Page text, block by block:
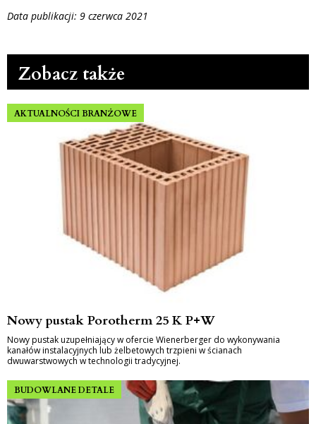
Data publikacji: 9 czerwca 2021
Zobacz także
AKTUALNOŚCI BRANŻOWE
Nowy pustak Porotherm 25 K P+W
Nowy pustak uzupełniający w ofercie Wienerberger do wykonywania
kanałów instalacyjnych lub żelbetowych trzpieni w ścianach
dwuwarstwowych w technologii tradycyjnej.
BUDOWLANE DETALE